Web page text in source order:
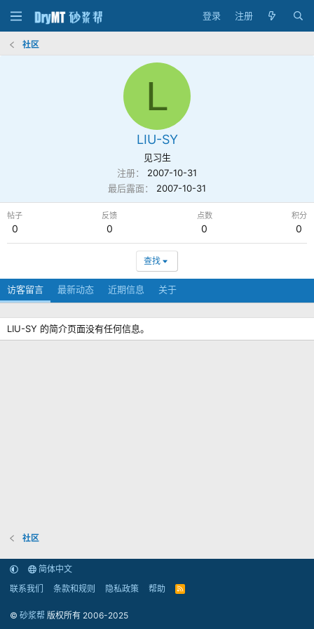
登录 注册
社区
L
LIU-SY
见习生
注册
2007-10-31
最后露面
2007-10-31
帖子
0
反馈
0
点数
0
积分
0
查找
访客留言 最新动态 近期信息 关于
LIU-SY 的简介页面没有任何信息。
社区
简体中文
联系我们
条款和规则 隐私政策 帮助
R
© 砂浆帮 版权所有 2006-2025